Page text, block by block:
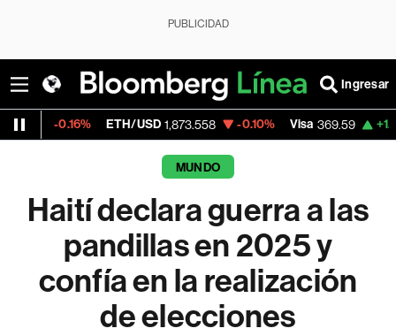
PUBLICIDAD
Ingresar
ETH/USD 1,873.558 -0.10% Visa 369.59 +1.07%
MUNDO
Haití declara guerra a las
pandillas en 2025 y
confía en la realización
de elecciones